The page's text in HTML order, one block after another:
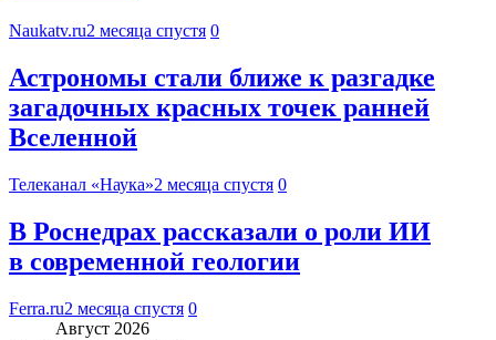
Naukatv.ru2 месяца спустя 0
Астрономы стали ближе к разгадке
загадочных красных точек ранней
Вселенной
Телеканал «Наука»2 месяца спустя 0
В Роснедрах рассказали о роли ИИ
в современной геологии
Ferra.ru2 месяца спустя 0
Август 2026